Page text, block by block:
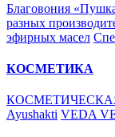
Благовония
разных
эфирных масел
КОСМЕТИКА
Ayushakti VEDA